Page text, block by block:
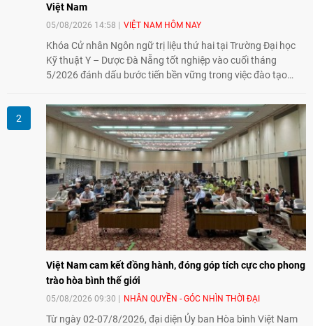
Việt Nam
05/08/2026 14:58 VIỆT NAM HÔM NAY
Khóa Cử nhân Ngôn ngữ trị liệu thứ hai tại Trường Đại học
Kỹ thuật Y – Dược Đà Nẵng tốt nghiệp vào cuối tháng
5/2026 đánh dấu bước tiến bền vững trong việc đào tạo
tại Việt Nam.
Việt Nam cam kết đồng hành, đóng góp tích cực cho phong
trào hòa bình thế giới
05/08/2026 09:30 NHÂN QUYỀN - GÓC NHÌN THỜI ĐẠI
Từ ngày 02-07/8/2026, đại diện Ủy ban Hòa bình Việt Nam